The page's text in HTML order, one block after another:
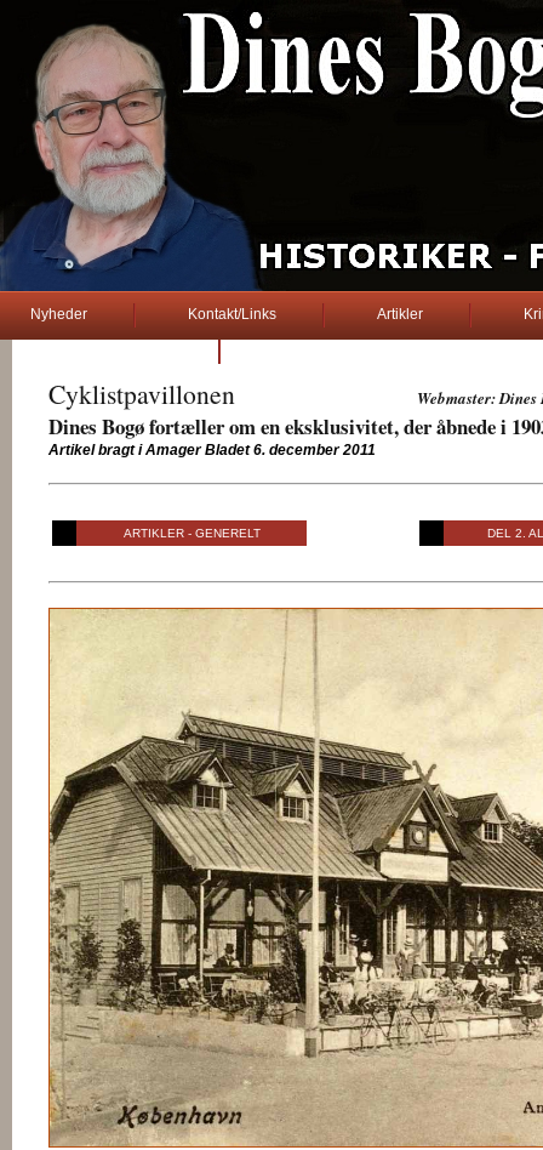
Nyheder Kontakt/Links Artikler
Cyklistpavillonen Webmaster: Dines
Dines Bogø fortæller om en eksklusivitet, der åbnede i
Artikel bragt i Amager Bladet 6. december 2011
ARTIKLER - GENERELT DEL 2.